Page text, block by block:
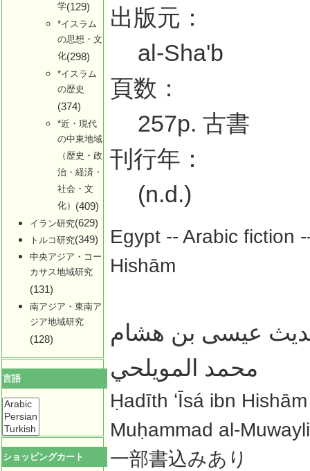
学(129)
*イスラム
の思想・文
化(298)
*イスラム
の歴史
(374)
*近・現代
の中東地域
（歴史・政
治・経済・
社会・文
化） (409)
イラン研究(629)
トルコ研究(349)
中央アジア・コー
カサス地域研究
(131)
南アジア・東南ア
ジア地域研究
(128)
言語
ショッピングカート
出版元：
al-Sha'b
頁数：
257p. 古書
刊行年：
(n.d.)
Egypt -- Arabic fiction
Hishām
عيسى بن هشام
محمد المويلحي
Ḥadīth ʻĪsá ibn Hishām
Muḥammad al-
一部書込みあり